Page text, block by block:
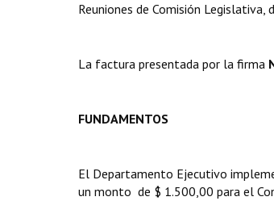
Reuniones de Comisión
La factura presentada por la firma
FUNDAMENTOS
El Departamento Ejecutivo
un monto de $ 1.500,00 para el